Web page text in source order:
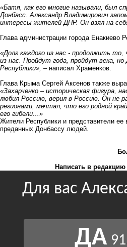
«Батя, как его многие называли, был
Донбасс. Александр Владимирович
интересы жителей ДНР. Он взял на
Глава администрации города Енакиево
«Долг каждого из нас - продолжить
из нас. Пройдут года, пройдут века,
Республики», – написал Храменков.
Глава Крыма Сергей Аксенов также
«Захарченко – историческая фигура,
любил Россию, верил в Россию. Он не
регионами, мечтал, что его родной
его гибели…»
Жители Республики и представители ее
преданных Донбассу людей.
Написать в